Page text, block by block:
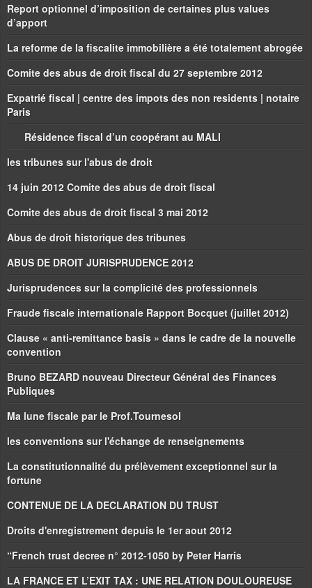
Report optionnel d’imposition de certaines plus values
d’apport
La reforme de la fiscalite immobilière a été totalement abrogée
Comite des abus de droit fiscal du 27 septembre 2012
Expatrié fiscal | centre des impots des non residents | notaire
Paris
Résidence fiscal d’un coopérant au MALI
les tribunes sur l'abus de droit
14 juin 2012 Comite des abus de droit fiscal
Comite des abus de droit fiscal 3 mai 2012
Abus de droit historique des tribunes
ABUS DE DROIT JURISPRUDENCE 2012
Jurisprudences sur la complicité des professionnels
Fraude fiscale internationale Rapport Bocquet (juillet 2012)
Clause « anti-remittance basis » dans le cadre de la nouvelle
convention
Bruno BEZARD nouveau Directeur Général des Finances
Publiques
Ma lune fiscale par le Prof.Tournesol
les conventions sur l'échange de renseignements
La constitutionnalité du prélèvement exceptionnel sur la
fortune
CONTENUE DE LA DECLARATION DU TRUST
Droits d'enregistrement depuis le 1er aout 2012
“French trust decree n° 2012-1050 by Peter Harris
LA FRANCE ET L’EXIT TAX : UNE RELATION DOULOUREUSE